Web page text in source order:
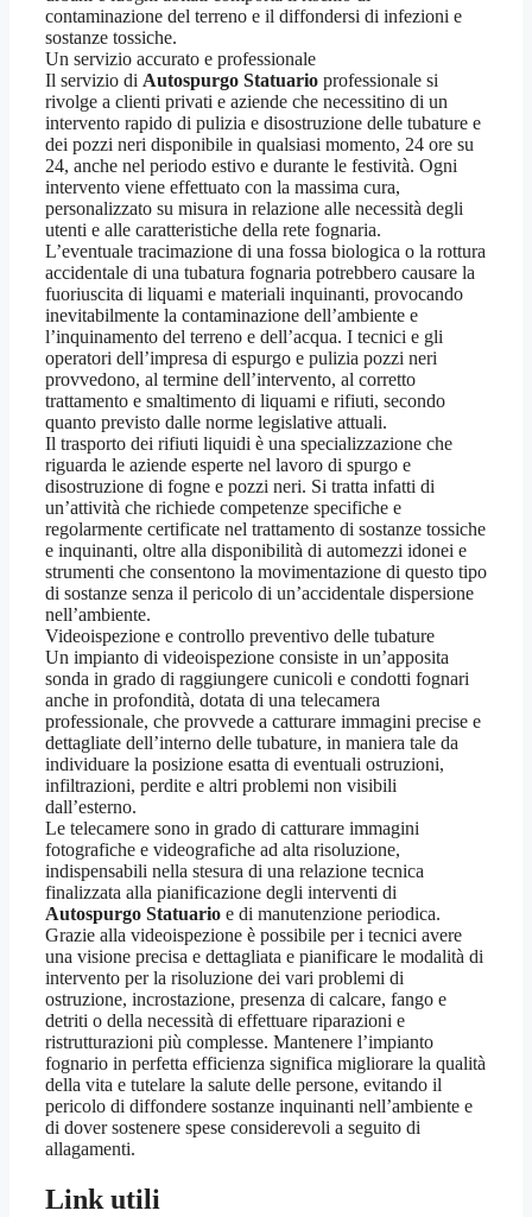
contaminazione del terreno e il diffondersi di infezioni e
sostanze tossiche.
Un servizio accurato e professionale
Il servizio di Autospurgo Statuario professionale si
rivolge a clienti privati e aziende che necessitino di un
intervento rapido di pulizia e disostruzione delle tubature e
dei pozzi neri disponibile in qualsiasi momento, 24 ore su
24, anche nel periodo estivo e durante le festività. Ogni
intervento viene effettuato con la massima cura,
personalizzato su misura in relazione alle necessità degli
utenti e alle caratteristiche della rete fognaria.
L’eventuale tracimazione di una fossa biologica o la rottura
accidentale di una tubatura fognaria potrebbero causare la
fuoriuscita di liquami e materiali inquinanti, provocando
inevitabilmente la contaminazione dell’ambiente e
l’inquinamento del terreno e dell’acqua. I tecnici e gli
operatori dell’impresa di espurgo e pulizia pozzi neri
provvedono, al termine dell’intervento, al corretto
trattamento e smaltimento di liquami e rifiuti, secondo
quanto previsto dalle norme legislative attuali.
Il trasporto dei rifiuti liquidi è una specializzazione che
riguarda le aziende esperte nel lavoro di spurgo e
disostruzione di fogne e pozzi neri. Si tratta infatti di
un’attività che richiede competenze specifiche e
regolarmente certificate nel trattamento di sostanze tossiche
e inquinanti, oltre alla disponibilità di automezzi idonei e
strumenti che consentono la movimentazione di questo tipo
di sostanze senza il pericolo di un’accidentale dispersione
nell’ambiente.
Videoispezione e controllo preventivo delle tubature
Un impianto di videoispezione consiste in un’apposita
sonda in grado di raggiungere cunicoli e condotti fognari
anche in profondità, dotata di una telecamera
professionale, che provvede a catturare immagini precise e
dettagliate dell’interno delle tubature, in maniera tale da
individuare la posizione esatta di eventuali ostruzioni,
infiltrazioni, perdite e altri problemi non visibili
dall’esterno.
Le telecamere sono in grado di catturare immagini
fotografiche e videografiche ad alta risoluzione,
indispensabili nella stesura di una relazione tecnica
finalizzata alla pianificazione degli interventi di
Autospurgo Statuario e di manutenzione periodica.
Grazie alla videoispezione è possibile per i tecnici avere
una visione precisa e dettagliata e pianificare le modalità di
intervento per la risoluzione dei vari problemi di
ostruzione, incrostazione, presenza di calcare, fango e
detriti o della necessità di effettuare riparazioni e
ristrutturazioni più complesse. Mantenere l’impianto
fognario in perfetta efficienza significa migliorare la qualità
della vita e tutelare la salute delle persone, evitando il
pericolo di diffondere sostanze inquinanti nell’ambiente e
di dover sostenere spese considerevoli a seguito di
allagamenti.
Link utili